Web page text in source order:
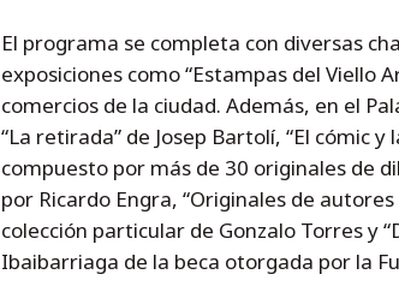
El programa se completa con diversas
exposiciones como “Estampas del Viello
comercios de la ciudad. Además, en el
“La retirada” de Josep Bartolí, “El cómic
compuesto por más de 30 originales de
por Ricardo Engra, “Originales de
colección particular de Gonzalo Torres y
Ibaibarriaga de la beca otorgada por la